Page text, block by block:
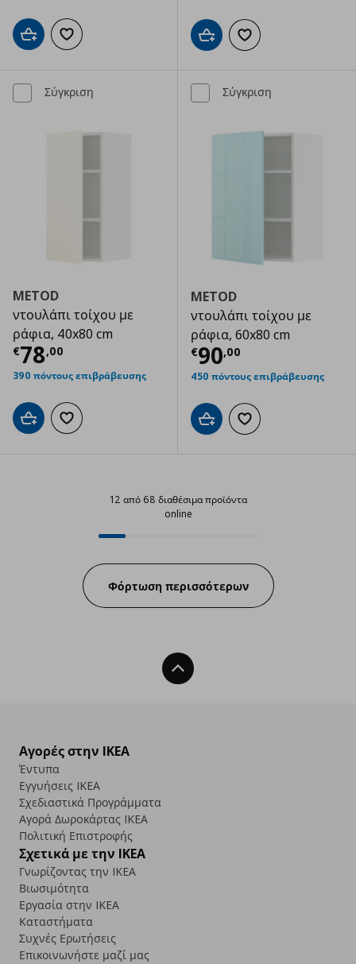
Προσθήκη στο καλάθι
Προσθήκη στα αγαπημένα Προσθήκη στο καλάθι
Προσθήκη στα
Σύγκριση
METOD
ντουλάπι τοίχου με
ράφια, 40x80 cm
€78,00
Τρέχουσα τιμή € 78,00
390 πόντους επιβράβευσης
Προσθήκη στο καλάθι
Προσθήκη στα αγαπημένα
Σύγκριση
METOD
ντουλάπι τοίχου με
ράφια, 60x80 cm
€90,00
Τρέχουσα
450 πόντους επιβράβευσης
Προσθήκη στο καλάθι
Προσθήκη στα
12 από 68 διαθέσιμα προϊόντα
online
12 από 68 διαθέσιμα προϊόντα
Progress:
Φόρτωση περισσότερων
Back To Top
Αγορές στην IKEA
Έντυπα
Εγγυήσεις IKEA
Σχεδιαστικά Προγράμματα
Αγορά Δωρoκάρτας IKEA
Πολιτική Επιστροφής
Σχετικά με την IKEA
Γνωρίζοντας την IKEA
Βιωσιμότητα
Εργασία στην IKEA
Καταστήματα
Συχνές Ερωτήσεις
Επικοινωνήστε μαζί μας